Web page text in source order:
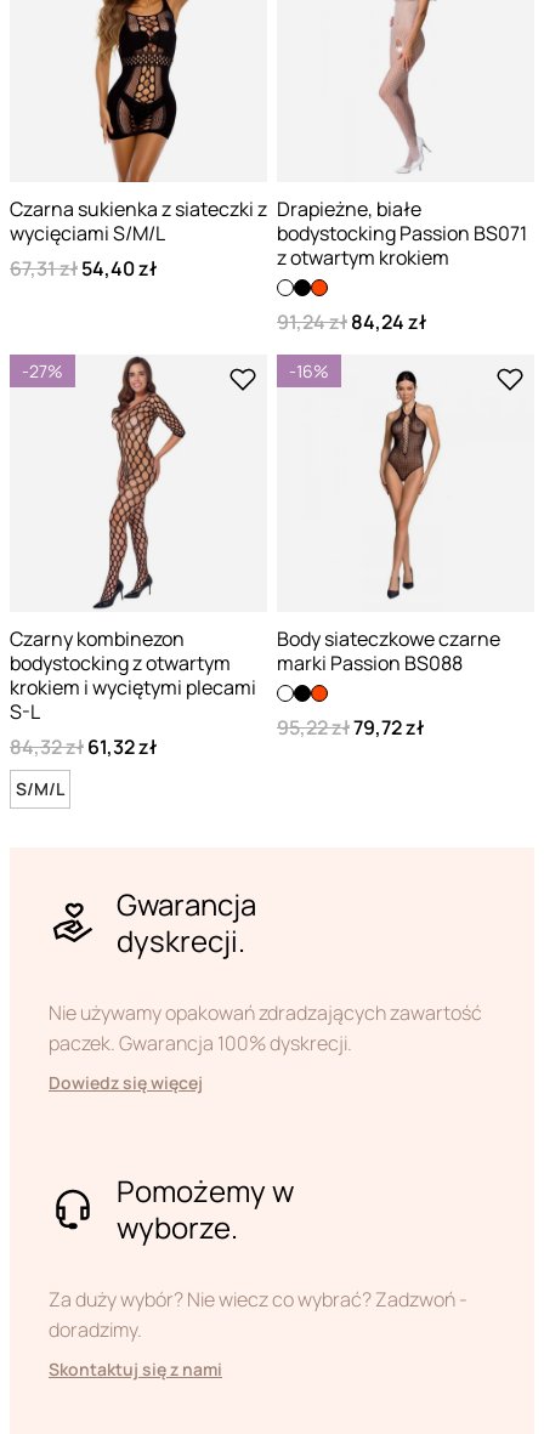
Czarna sukienka z siateczki z
wycięciami S/M/L
67,31 zł54,40 zł
Drapieżne, białe
bodystocking Passion BS071
z otwartym krokiem
91,24 zł84,24 zł
-27%
Czarny kombinezon
bodystocking z otwartym
krokiem i wyciętymi plecami
S-L
84,32 zł61,32 zł
S/M/L
-16%
Body siateczkowe czarne
marki Passion BS088
95,22 zł79,72 zł
Gwarancja
dyskrecji.
Nie używamy opakowań zdradzających zawartość
paczek. Gwarancja 100% dyskrecji.
Dowiedz się więcej
Pomożemy w
wyborze.
Za duży wybór? Nie wiecz co wybrać? Zadzwoń -
doradzimy.
Skontaktuj się z nami